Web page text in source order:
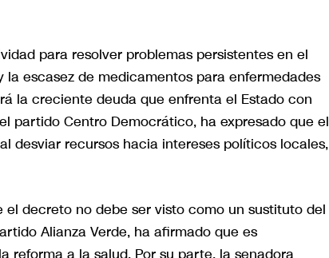
para resolver problemas persistentes en el
escasez de medicamentos para enfermedades
la creciente deuda que enfrenta el Estado con
partido Centro Democrático, ha expresado que el
desviar recursos hacia intereses políticos locales,
decreto no debe ser visto como un sustituto del
Alianza Verde, ha afirmado que es